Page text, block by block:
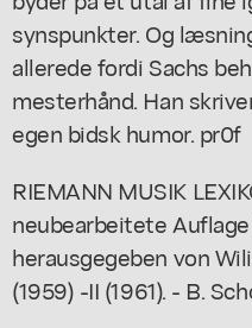
synspunkter. Og
allerede fordi Sachs
mesterhånd. Han
egen bidsk humor. pr0f
RIEMANN MUSIK
neubearbeitete
herausgegeben von
(1959) -II (1961). - B.